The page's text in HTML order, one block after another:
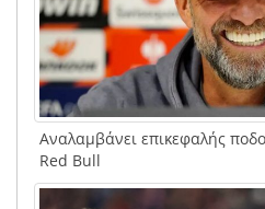
Αναλαμβάνει επικεφαλής
Red Bull